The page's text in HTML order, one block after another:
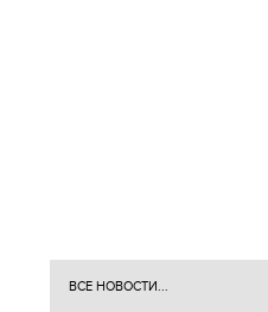
ВСЕ НОВОСТИ...